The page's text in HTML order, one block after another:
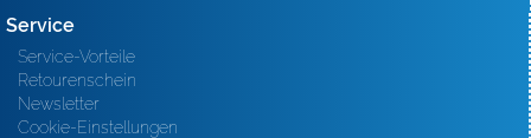
Service
Service-Vorteile
Retourenschein
Newsletter
Cookie-Einstellungen